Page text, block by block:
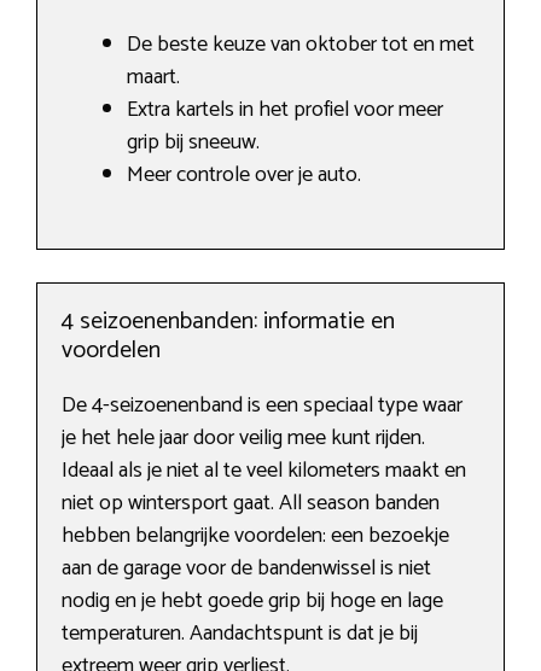
De beste keuze van oktober tot en met
maart.
Extra kartels in het profiel voor meer
grip bij sneeuw.
Meer controle over je auto.
4 seizoenenbanden: informatie en
voordelen
De 4-seizoenenband is een speciaal type waar
je het hele jaar door veilig mee kunt rijden.
Ideaal als je niet al te veel kilometers maakt en
niet op wintersport gaat. All season banden
hebben belangrijke voordelen: een bezoekje
aan de garage voor de bandenwissel is niet
nodig en je hebt goede grip bij hoge en lage
temperaturen. Aandachtspunt is dat je bij